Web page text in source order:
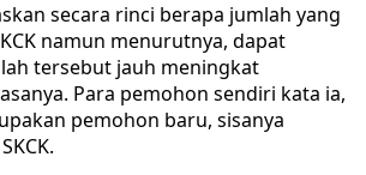
secara rinci berapa jumlah yang
namun menurutnya, dapat
tersebut jauh meningkat
Para pemohon sendiri kata ia,
pemohon baru, sisanya